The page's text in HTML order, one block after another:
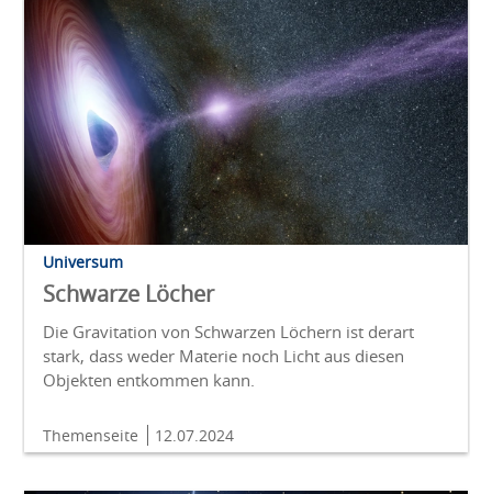
Universum
Schwarze Löcher
Die Gravitation von Schwarzen Löchern ist derart
stark, dass weder Materie noch Licht aus diesen
Objekten entkommen kann.
Themenseite 12.07.2024